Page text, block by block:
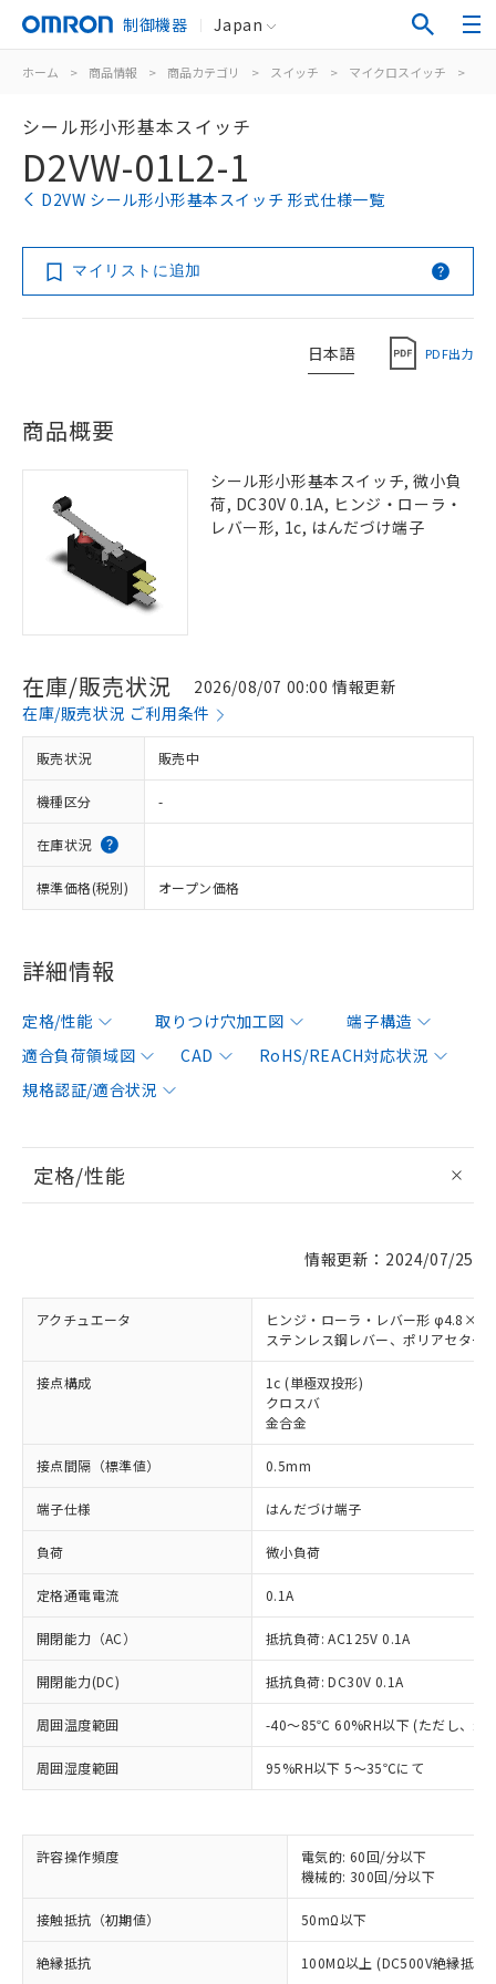
制御機器 Japan
ホーム > 商品情報 > 商品カテゴリ > スイッチ > マイクロスイッチ >
シール形小形基本スイッチ
D2VW-01L2-1
D2VW シール形小形基本スイッチ 形式仕様一覧
マイリストに追加
日本語 PDF出力
商品概要
シール形小形基本スイッチ, 微小負
荷, DC30V 0.1A, ヒンジ・ローラ・
レバー形, 1c, はんだづけ端子
在庫/販売状況
2026/08/07 00:00 情報更新
在庫/販売状況 ご利用条件
販売状況 販売中
機種区分 -
在庫状況
標準価格(税別) オープン価格
詳細情報
定格/性能 取りつけ穴加工図
端子構造
適合負荷領域図
CAD
RoHS/REACH対応状況
規格認証/適合状況
定格/性能
情報更新：2024/07/25
アクチュエータ
ヒンジ・ローラ・レバー形
ステンレス鋼レバー、ポリアセター
接点構成
1c (単極双投形)
クロスバ
金合金
接点間隔（標準値） 0.5mm
端子仕様 はんだづけ端子
負荷 微小負荷
定格通電電流 0.1A
開閉能力（AC） 抵抗負荷: AC125V 0.1A
開閉能力(DC) 抵抗負荷: DC30V 0.1A
周囲温度範囲 -40～85℃ 60%RH以下 (ただし、氷
周囲湿度範囲 95%RH以下 5～35℃にて
許容操作頻度
電気的: 60回/分以下
機械的: 300回/分以下
接触抵抗（初期値） 50mΩ以下
絶縁抵抗 100MΩ以上 (DC500V絶縁抵抗
以下の条件をお読みいただき、同意のうえ
ご利用ください。
※1 対応状況
対応済み：EU RoHS指令（10物質）の
す。
対応予定：EU RoHS指令（10物質）の非含
有に対応した製品に切り替える予定のある
対応予定なし：EU RoHS指令（10物質）の
定はありません。